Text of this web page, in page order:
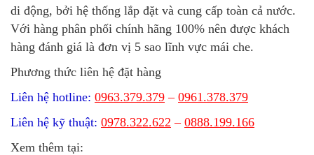
di động, bởi hệ thống lắp đặt và cung cấp toàn cả nước.
Với hàng phân phối chính hãng 100% nên được khách
hàng đánh giá là đơn vị 5 sao lĩnh vực mái che.
Phương thức liên hệ đặt hàng
Liên hệ hotline: 0963.379.379 – 0961.378.379
Liên hệ kỹ thuật: 0978.322.622 – 0888.199.166
Xem thêm tại: